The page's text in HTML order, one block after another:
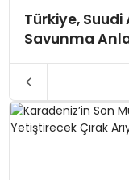
Türkiye,
Savunma